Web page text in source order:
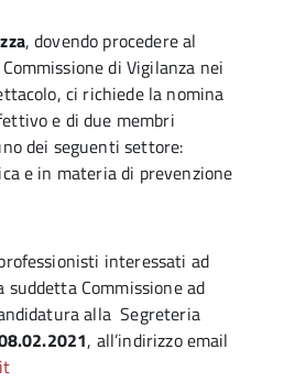
, dovendo procedere al
di Vigilanza nei
ci richiede la nomina
e di due membri
dei seguenti settore:
e in materia di prevenzione
interessati ad
Commissione ad
alla Segreteria
, all’indirizzo email